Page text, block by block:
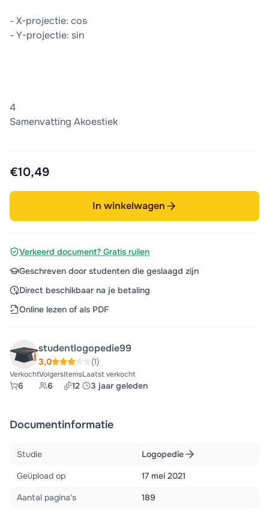
- X-projectie: cos
- Y-projectie: sin
4
Samenvatting Akoestiek
€10,49
In winkelwagen
Verkeerd document? Gratis ruilen
Geschreven door studenten die geslaagd zijn
Direct beschikbaar na je betaling
Online lezen of als PDF
studentlogopedie99
3,0 (1)
Verkocht
6
Volgers
6
Items
12
Laatst verkocht
3 jaar geleden
Documentinformatie
Studie
Logopedie
Geüpload op
17 mei 2021
Aantal pagina's
189